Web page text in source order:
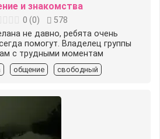
и знакомства
0 (0)
578
не давно, ребята очень
помогут. Владелец группы
с трудными моментам
общение свободный